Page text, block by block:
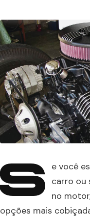
e você
carro ou
no
opções mais